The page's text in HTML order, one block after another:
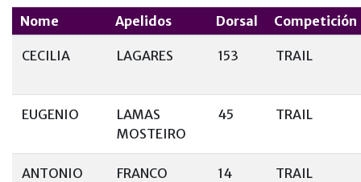
Nome Apelidos Dorsal Competición
CECILIA LAGARES 153 TRAIL
EUGENIO
LAMAS
MOSTEIRO
45 TRAIL
ANTONIO
FRANCO
14 TRAIL